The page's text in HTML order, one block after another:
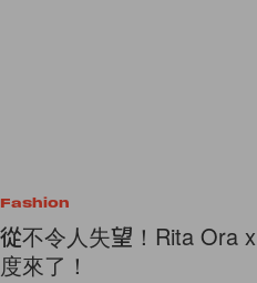
Fashion
從不令人失望！Rita Ora
度來了！